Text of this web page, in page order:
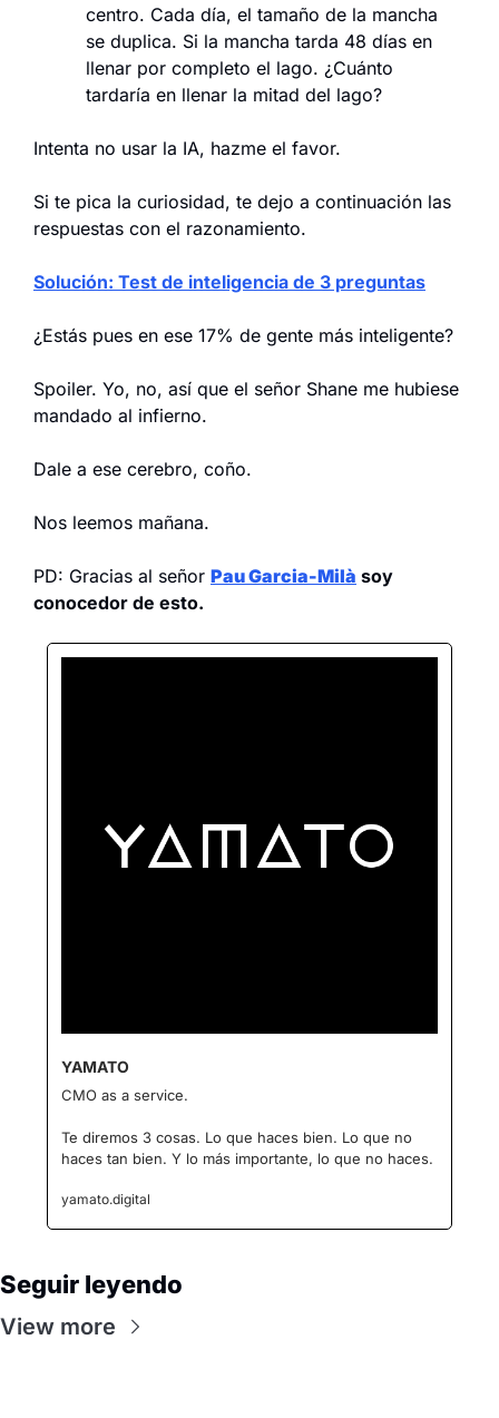
centro. Cada día, el tamaño de la mancha
se duplica. Si la mancha tarda 48 días en
llenar por completo el lago. ¿Cuánto
tardaría en llenar la mitad del lago?
Intenta no usar la IA, hazme el favor.
Si te pica la curiosidad, te dejo a continuación las
respuestas con el razonamiento.
Solución: Test de inteligencia de 3 preguntas
¿Estás pues en ese 17% de gente más inteligente?
Spoiler. Yo, no, así que el señor Shane me hubiese
mandado al infierno.
Dale a ese cerebro, coño.
Nos leemos mañana.
PD: Gracias al señor Pau Garcia-Milà soy
conocedor de esto.
YAMATO
CMO as a service.
Te diremos 3 cosas. Lo que haces bien. Lo que no
haces tan bien. Y lo más importante, lo que no haces.
yamato.digital
Seguir leyendo
View more